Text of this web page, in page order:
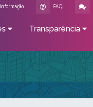
FAQ
Transparência